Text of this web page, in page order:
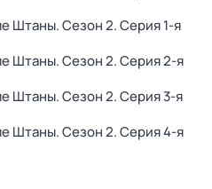
Штаны. Сезон 2. Серия 1-я
Штаны. Сезон 2. Серия 2-я
Штаны. Сезон 2. Серия 3-я
Штаны. Сезон 2. Серия 4-я